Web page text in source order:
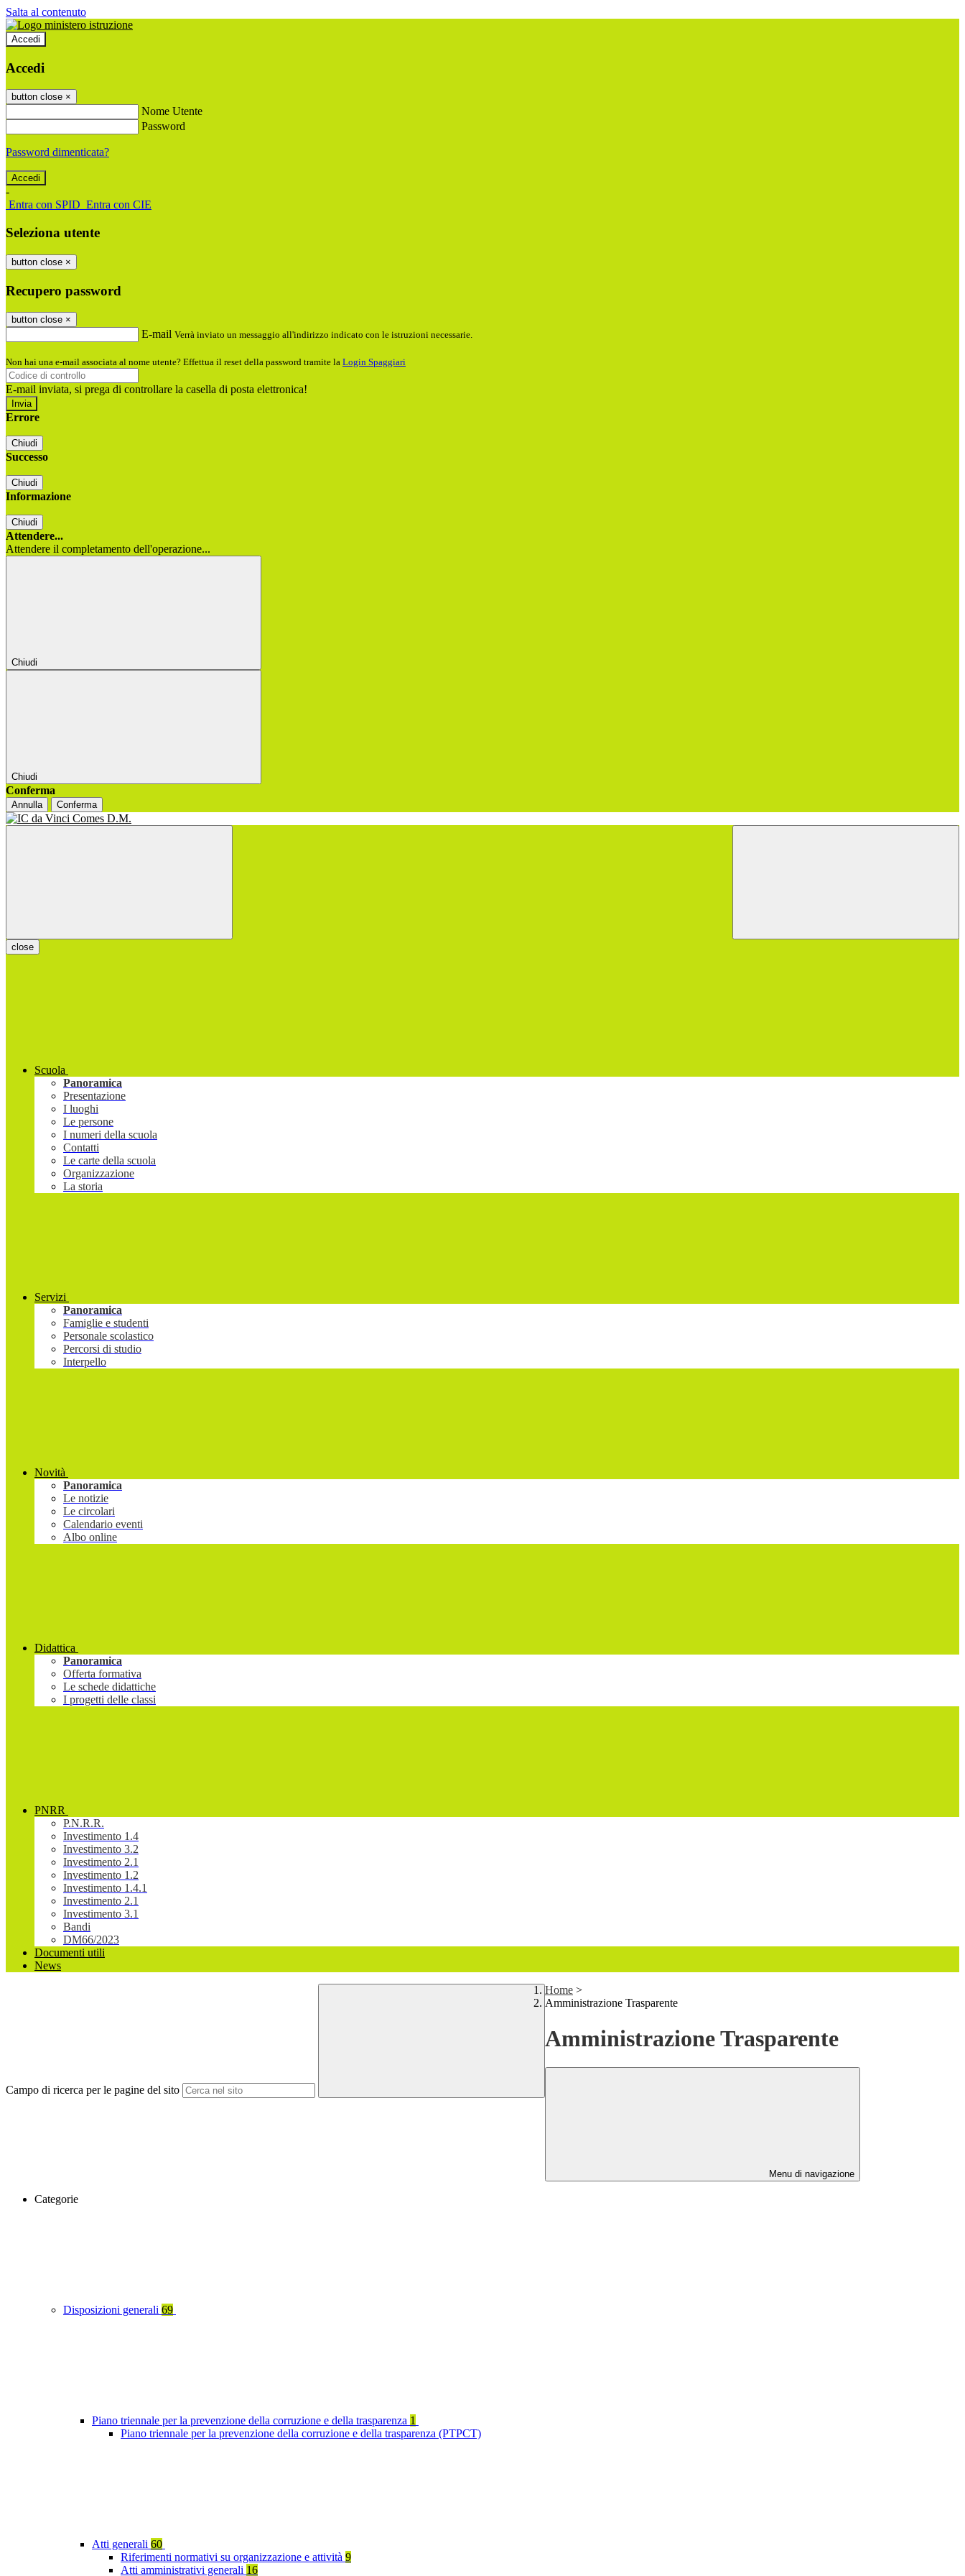
Salta al contenuto
Accedi
Accedi
button close ×
Nome Utente
Password
Password dimenticata?
-
Entra con SPID Entra con CIE
Seleziona utente
button close ×
Recupero password
button close ×
E-mail Verrà inviato un messaggio all'indirizzo indicato con le istruzioni necessarie.
Non hai una e-mail associata al nome utente? Effettua il reset della password tramite la Login Spaggiari
E-mail inviata, si prega di controllare la casella di posta elettronica!
Errore
Chiudi
Successo
Chiudi
Informazione
Chiudi
Attendere...
Attendere il completamento dell'operazione...
Chiudi
Chiudi
Conferma
Annulla Conferma
close
Scuola
Panoramica
Presentazione
I luoghi
Le persone
I numeri della scuola
Contatti
Le carte della scuola
Organizzazione
La storia
Servizi
Panoramica
Famiglie e studenti
Personale scolastico
Percorsi di studio
Interpello
Novità
Panoramica
Le notizie
Le circolari
Calendario eventi
Albo online
Didattica
Panoramica
Offerta formativa
Le schede didattiche
I progetti delle classi
PNRR
P.N.R.R.
Investimento 1.4
Investimento 3.2
Investimento 2.1
Investimento 1.2
Investimento 1.4.1
Investimento 2.1
Investimento 3.1
Bandi
DM66/2023
Documenti utili
News
Campo di ricerca per le pagine del sito
Home >
Amministrazione Trasparente
Amministrazione Trasparente
Menu di navigazione
Categorie
Disposizioni generali 69
Piano triennale per la prevenzione della corruzione e della trasparenza 1
Piano triennale per la prevenzione della corruzione e della trasparenza (PTPCT)
Atti generali 60
Riferimenti normativi su organizzazione e attività 9
Atti amministrativi generali 16